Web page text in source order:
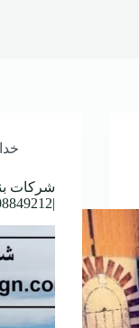
شركات
|0508849212